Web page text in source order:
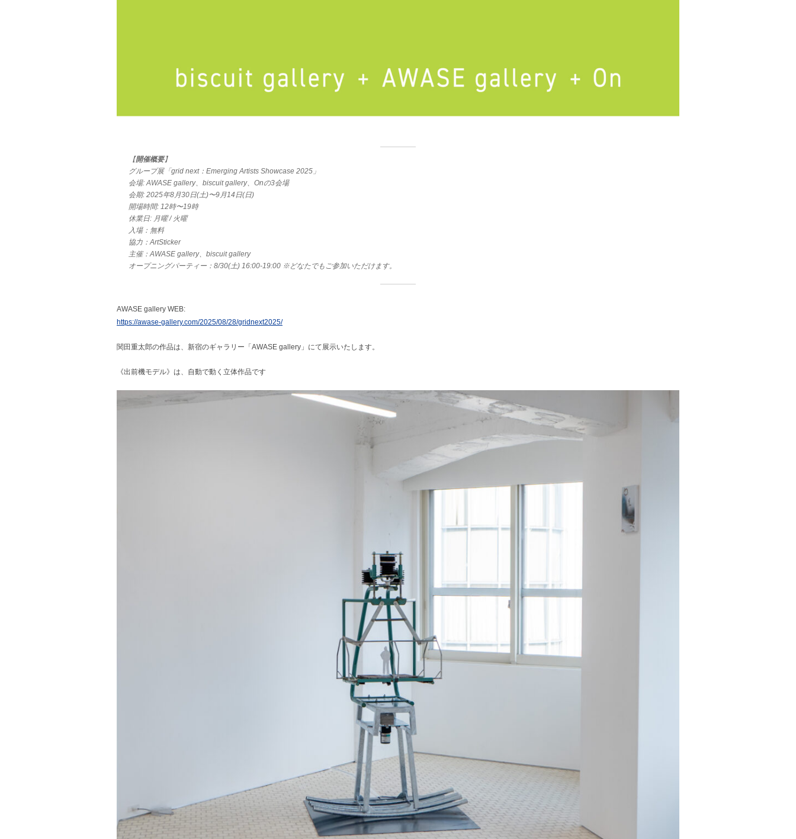
【開催概要】
グループ展「grid next：Emerging Artists Showcase 2025」
会場: AWASE gallery、biscuit gallery、Onの3会場
会期: 2025年8月30日(土)〜9月14日(日)
開場時間: 12時〜19時
休業日: 月曜 / 火曜
入場：無料
協力：ArtSticker
主催：AWASE gallery、biscuit gallery
オープニングパーティー：8/30(土) 16:00-19:00 ※どなたでもご参加いただけます。
AWASE gallery WEB:
https://awase-gallery.com/2025/08/28/gridnext2025/
関田重太郎の作品は、新宿のギャラリー「AWASE gallery」にて展示いたします。
《出前機モデル》は、自動で動く立体作品です